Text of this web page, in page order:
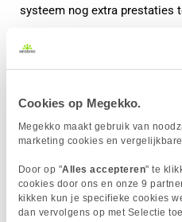
Cookies op Megekko.
Megekko maakt gebruik van
marketing cookies en
Door op "Alles accepteren" te
cookies door ons en onze 9
kikken kun je specifieke cookies
dan vervolgens op met Selectie
systeem nog extra prestaties